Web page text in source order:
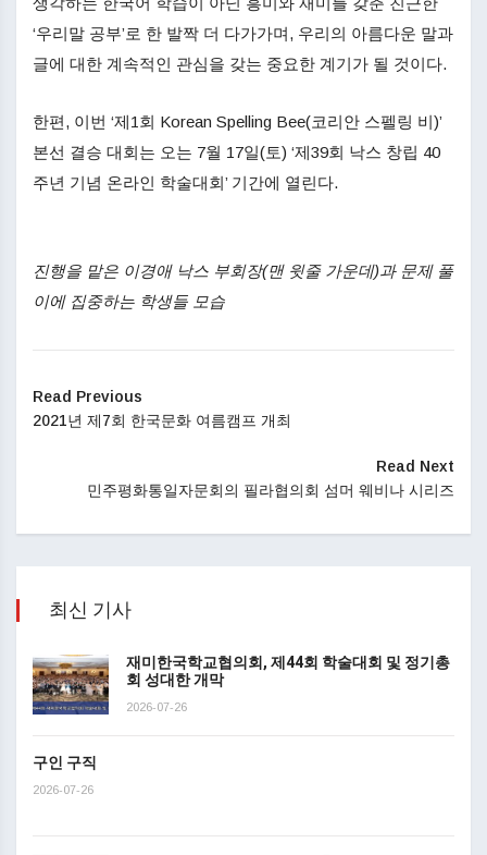
‘우리말 공부’로 한 발짝 더 다가가며, 우리의 아름다운 말과
글에 대한 계속적인 관심을 갖는 중요한 계기가 될 것이다.
한편, 이번 ‘제1회 Korean Spelling Bee(코리안 스펠링 비)’
본선 결승 대회는 오는 7월 17일(토) ‘제39회 낙스 창립 40
주년 기념 온라인 학술대회’ 기간에 열린다.
진행을 맡은 이경애 낙스 부회장(맨 윗줄 가운데)과 문제 풀
이에 집중하는 학생들 모습
Read Previous
2021년 제7회 한국문화 여름캠프 개최
Read Next
민주평화통일자문회의 필라협의회 섬머 웨비나 시리즈
최신 기사
재미한국학교협의회, 제44회 학술대회 및 정기총
회 성대한 개막
2026-07-26
구인 구직
2026-07-26